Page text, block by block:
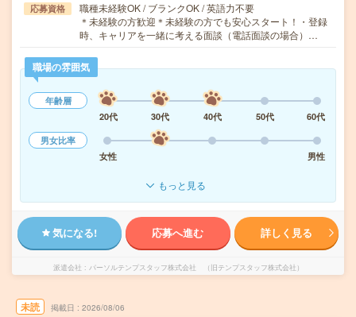
応募資格
職種未経験OK / ブランクOK / 英語力不要
＊未経験の方歓迎＊未経験の方でも安心スタート！・登録
時、キャリアを一緒に考える面談（電話面談の場合）…
職場の雰囲気
年齢層
20代
30代 40代 50代
60代
男女比率
女性
男性
もっと見る
気になる! 応募へ進む 詳しく見る
派遣会社 パーソルテンプスタッフ株式会社 （旧テンプスタッフ株式会社）
未読 掲載日 2026/08/06